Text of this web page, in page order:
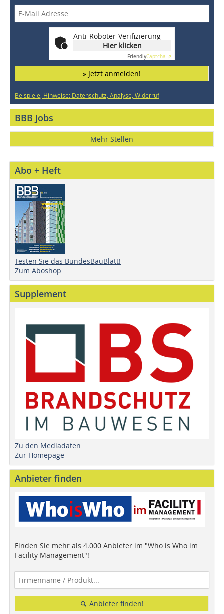
Anti-Roboter-Verifizierung
Hier klicken
FriendlyCaptcha ⇗
» Jetzt anmelden!
Beispiele, Hinweise: Datenschutz, Analyse, Widerruf
BBB Jobs
Mehr Stellen
Abo + Heft
Testen Sie das BundesBauBlatt!
Zum Aboshop
Supplement
Zu den Mediadaten
Zur Homepage
Anbieter finden
Finden Sie mehr als 4.000 Anbieter im "Who is Who im
Facility Management"!
Anbieter finden!